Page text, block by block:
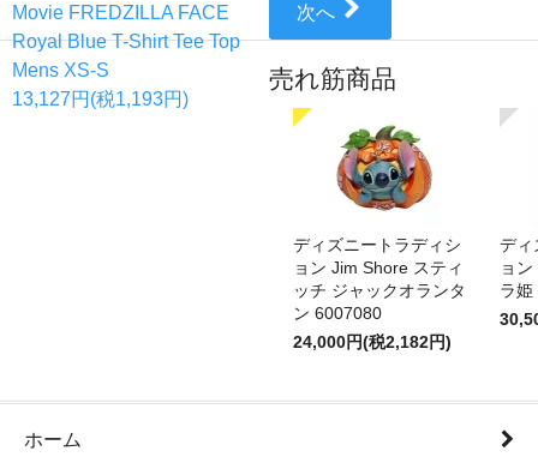
Movie FREDZILLA FACE
Royal Blue T-Shirt Tee Top
Mens XS-S
13,127円(税1,193円)
次へ
売れ筋商品
ディズニートラディシ
ョン Jim Shore スティ
ッチ ジャックオランタ
ン 6007080
24,000円(税2,182円)
ディ
ョ
ラ姫
ホーム